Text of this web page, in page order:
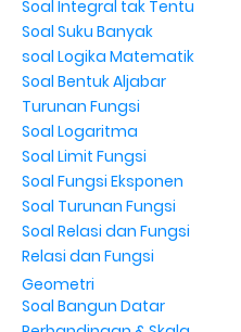
Soal Integral tak Tentu
Soal Suku Banyak
soal Logika Matematik
Soal Bentuk Aljabar
Turunan Fungsi
Soal Logaritma
Soal Limit Fungsi
Soal Fungsi Eksponen
Soal Turunan Fungsi
Soal Relasi dan Fungsi
Relasi dan Fungsi
Geometri
Soal Bangun Datar